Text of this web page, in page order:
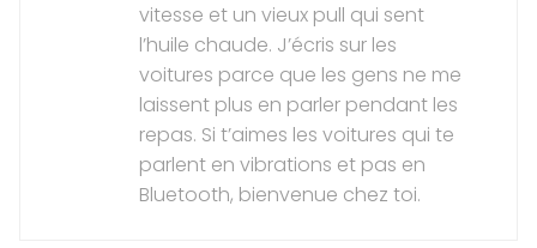
vitesse et un vieux pull qui sent
l’huile chaude. J’écris sur les
voitures parce que les gens ne me
laissent plus en parler pendant les
repas. Si t’aimes les voitures qui te
parlent en vibrations et pas en
Bluetooth, bienvenue chez toi.